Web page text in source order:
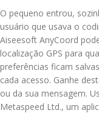
O pequeno entrou,
usuário que usava o
Aiseesoft AnyCoord
localização GPS para
preferências ficam
cada acesso. Ganhe
ou da sua mensagem.
Metaspeed Ltd., um